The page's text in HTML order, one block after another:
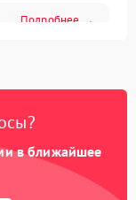
Подробнее →
в ближайшее